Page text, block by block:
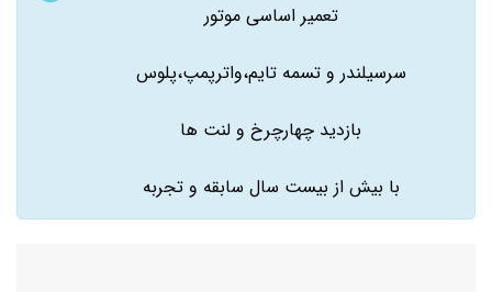
تعمیر اساسی موتور
سرسیلندر و تسمه تایم،واترپمپ،پلوس
بازدید چهارچرخ و لنت ها
با بیش از بیست سال سابقه و تجربه